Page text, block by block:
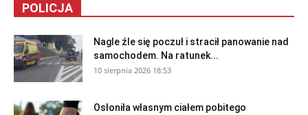
POLICJA
Nagle źle się poczuł i stracił panowanie nad
samochodem. Na ratunek...
10 sierpnia 2026 18:53
Osłoniła własnym ciałem pobitego